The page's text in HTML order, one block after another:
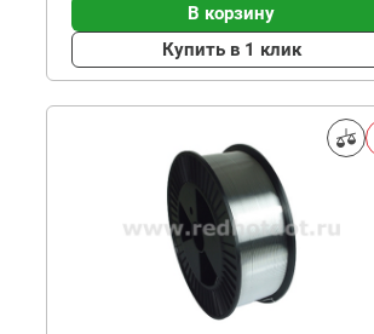
В корзину
Купить в 1 клик